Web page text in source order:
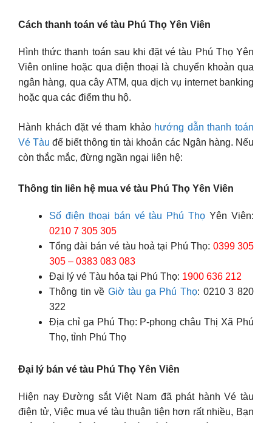
Cách thanh toán vé tàu Phú Thọ Yên Viên
Hình thức thanh toán sau khi đặt vé tàu Phú Thọ Yên
Viên online hoặc qua điện thoại là chuyển khoản qua
ngân hàng, qua cây ATM, qua dịch vụ internet banking
hoặc qua các điểm thu hộ.
Hành khách đặt vé tham khảo hướng dẫn thanh toán
Vé Tàu để biết thông tin tài khoản các Ngân hàng. Nếu
còn thắc mắc, đừng ngần ngại liên hệ:
Thông tin liên hệ mua vé tàu Phú Thọ Yên Viên
Số điện thoại bán vé tàu Phú Thọ Yên Viên:
0210 7 305 305
Tổng đài bán vé tàu hoả tại Phú Thọ: 0399 305
305 – 0383 083 083
Đại lý vé Tàu hỏa tại Phú Thọ: 1900 636 212
Thông tin vềGiờ tàu ga Phú Thọ: 0210 3 820
322
Địa chỉ ga Phú Thọ: P-phong châu Thị Xã Phú
Thọ, tỉnh Phú Thọ
Đại lý bán vé tàu Phú Thọ Yên Viên
Hiện nay Đường sắt Việt Nam đã phát hành Vé tàu
điện tử, Việc mua vé tàu thuận tiện hơn rất nhiều, Bạn